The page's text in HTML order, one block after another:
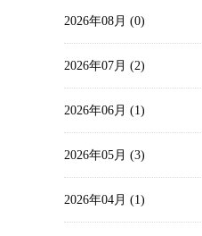
2026年08月 (0)
2026年07月 (2)
2026年06月 (1)
2026年05月 (3)
2026年04月 (1)